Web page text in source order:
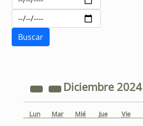
Diciembre 2024
Lun Mar Mié Jue Vie